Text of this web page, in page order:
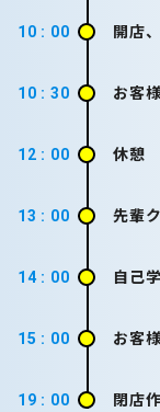
10 : 00 開店
10 : 30 お客
12 : 00 休憩
13 : 00 先輩
14 : 00 自己
15 : 00 お客
19 : 00 閉店